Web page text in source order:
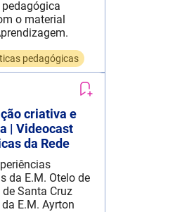
o material
pedagógicas
criativa e
| Videocast
da Rede
da E.M. Otelo de
Santa Cruz
da E.M. Ayrton